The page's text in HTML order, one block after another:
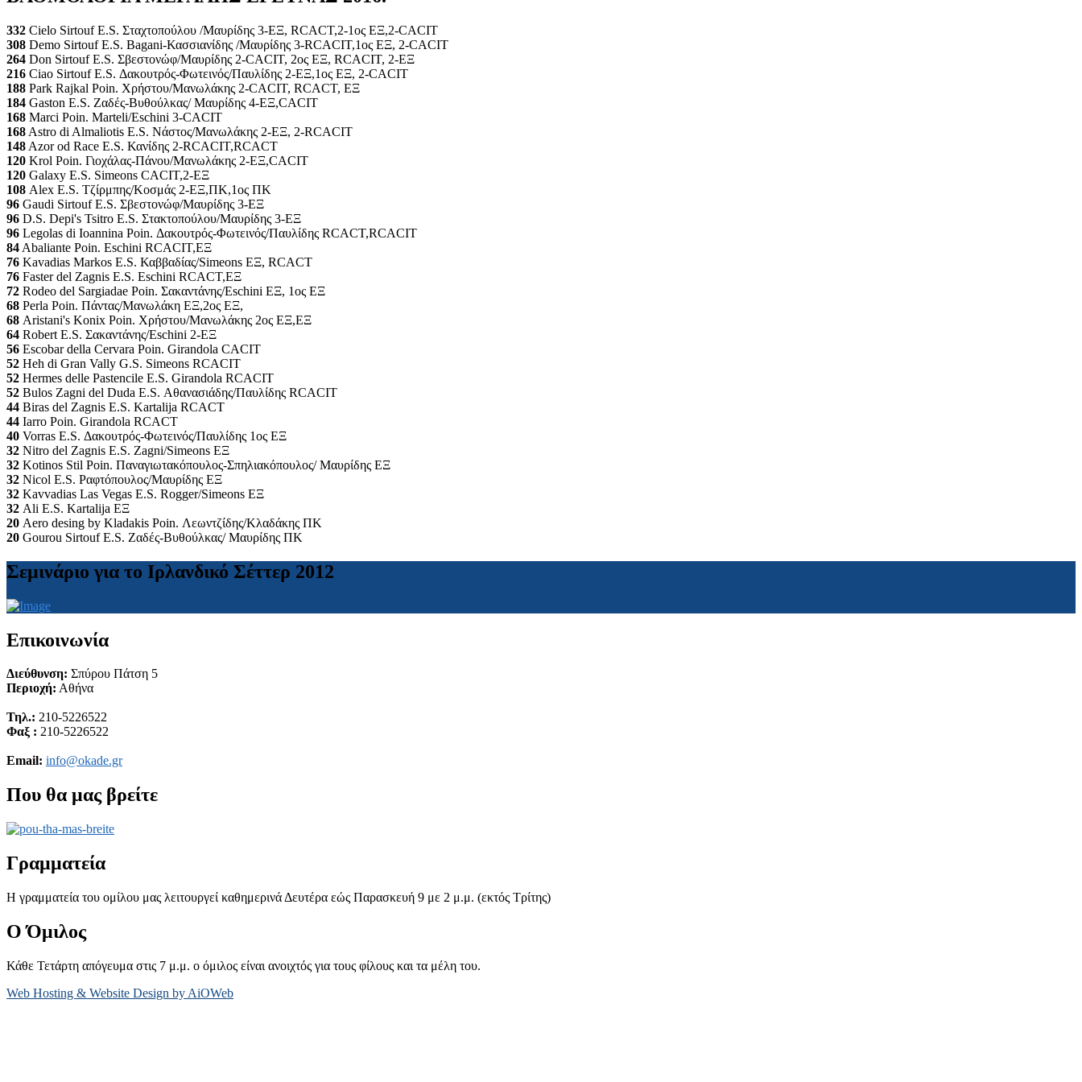
332 Cielo Sirtouf E.S. Σταχτοπούλου /Μαυρίδης 3-ΕΞ, RCACT,2-1ος ΕΞ,2-CACIT
308 Demo Sirtouf E.S. Bagani-Κασσιανίδης /Μαυρίδης 3-RCACIT,1ος ΕΞ, 2-CACIT
264 Don Sirtouf E.S. Σβεστονώφ/Μαυρίδης 2-CACIT, 2ος ΕΞ, RCACIT, 2-ΕΞ
216 Ciao Sirtouf E.S. Δακουτρός-Φωτεινός/Παυλίδης 2-ΕΞ,1ος ΕΞ, 2-CACIT
188 Park Rajkal Poin. Χρήστου/Μανωλάκης 2-CACIT, RCACT, ΕΞ
184 Gaston E.S. Ζαδές-Βυθούλκας/ Μαυρίδης 4-ΕΞ,CACIT
168 Marci Poin. Marteli/Eschini 3-CACIT
168 Astro di Almaliotis E.S. Νάστος/Μανωλάκης 2-ΕΞ, 2-RCACIT
148 Azor od Race E.S. Κανίδης 2-RCACIT,RCACT
120 Krol Poin. Γιοχάλας-Πάνου/Μανωλάκης 2-ΕΞ,CACIT
120 Galaxy E.S. Simeons CACIT,2-ΕΞ
108 Alex E.S. Τζίρμπης/Κοσμάς 2-ΕΞ,ΠΚ,1ος ΠΚ
96 Gaudi Sirtouf E.S. Σβεστονώφ/Μαυρίδης 3-ΕΞ
96 D.S. Depi's Tsitro E.S. Στακτοπούλου/Μαυρίδης 3-ΕΞ
96 Legolas di Ioannina Poin. Δακουτρός-Φωτεινός/Παυλίδης RCACT,RCACIT
84 Abaliante Poin. Eschini RCACIT,ΕΞ
76 Kavadias Markos E.S. Καββαδίας/Simeons ΕΞ, RCACT
76 Faster del Zagnis E.S. Eschini RCACT,ΕΞ
72 Rodeo del Sargiadae Poin. Σακαντάνης/Eschini ΕΞ, 1ος ΕΞ
68 Perla Poin. Πάντας/Μανωλάκη ΕΞ,2ος ΕΞ,
68 Aristani's Konix Poin. Χρήστου/Μανωλάκης 2ος ΕΞ,ΕΞ
64 Robert E.S. Σακαντάνης/Eschini 2-ΕΞ
56 Escobar della Cervara Poin. Girandola CACIT
52 Heh di Gran Vally G.S. Simeons RCACΙT
52 Hermes delle Pastencile E.S. Girandola RCACIT
52 Bulos Zagni del Duda E.S. Αθανασιάδης/Παυλίδης RCACIT
44 Biras del Zagnis E.S. Kartalija RCACT
44 Iarro Poin. Girandola RCACT
40 Vorras E.S. Δακουτρός-Φωτεινός/Παυλίδης 1ος ΕΞ
32 Nitro del Zagnis E.S. Zagni/Simeons ΕΞ
32 Kotinos Stil Poin. Παναγιωτακόπουλος-Σπηλιακόπουλος/ Μαυρίδης ΕΞ
32 Nicol E.S. Ραφτόπουλος/Μαυρίδης ΕΞ
32 Kavvadias Las Vegas E.S. Rogger/Simeons ΕΞ
32 Ali E.S. Kartalija ΕΞ
20 Aero desing by Kladakis Poin. Λεωντζίδης/Κλαδάκης ΠΚ
20 Gourou Sirtouf E.S. Ζαδές-Βυθούλκας/ Μαυρίδης ΠΚ
Σεμινάριο για το Ιρλανδικό Σέττερ 2012
Επικοινωνία
Διεύθυνση: Σπύρου Πάτση 5
Περιοχή: Αθήνα
Τηλ.: 210-5226522
Φαξ : 210-5226522
Email: info@okade.gr
Που θα μας βρείτε
Γραμματεία
Η γραμματεία του ομίλου μας λειτουργεί καθημερινά Δευτέρα εώς Παρασκευή 9 με 2 μ.μ. (εκτός Τρίτης)
Ο Όμιλος
Κάθε Τετάρτη απόγευμα στις 7 μ.μ. ο όμιλος είναι ανοιχτός για τους φίλους και τα μέλη του.
Web Hosting & Website Design by AiOWeb